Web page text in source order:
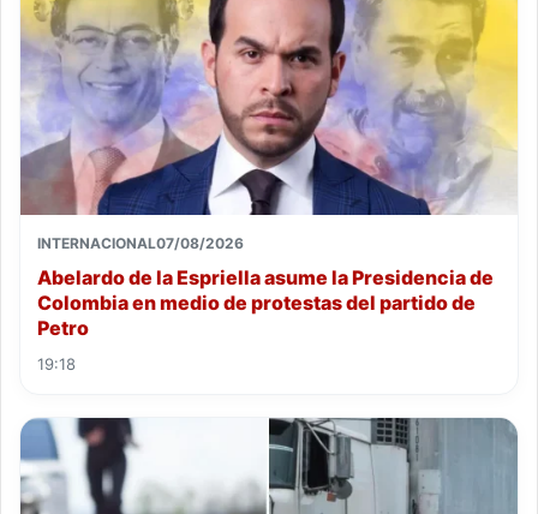
INTERNACIONAL07/08/2026
Abelardo de la Espriella asume la Presidencia de
Colombia en medio de protestas del partido de
Petro
19:18